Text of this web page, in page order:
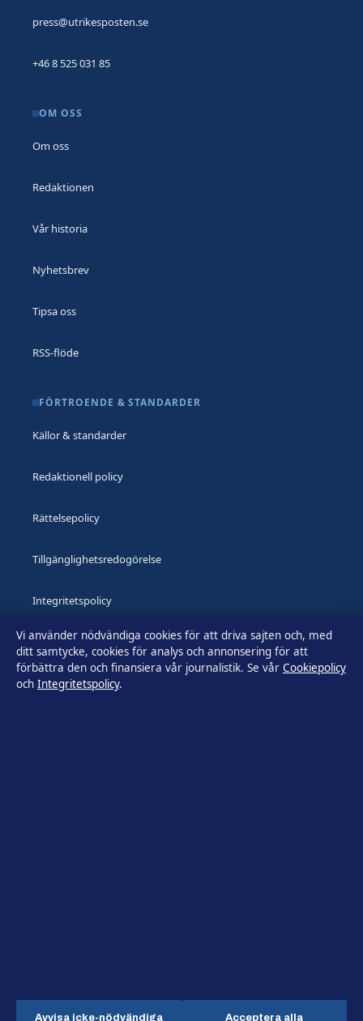
press@utrikesposten.se
+46 8 525 031 85
OM OSS
Om oss
Redaktionen
Vår historia
Nyhetsbrev
Tipsa oss
RSS-flöde
FÖRTROENDE & STANDARDER
Källor & standarder
Redaktionell policy
Rättelsepolicy
Tillgänglighetsredogörelse
Integritetspolicy
Kändisar & integritet
Vi använder nödvändiga cookies för att driva sajten och, med
ditt samtycke, cookies för analys och annonsering för att
förbättra den och finansiera vår journalistik. Se vår Cookiepolicy
och Integritetspolicy.
Avvisa icke-nödvändiga Acceptera alla